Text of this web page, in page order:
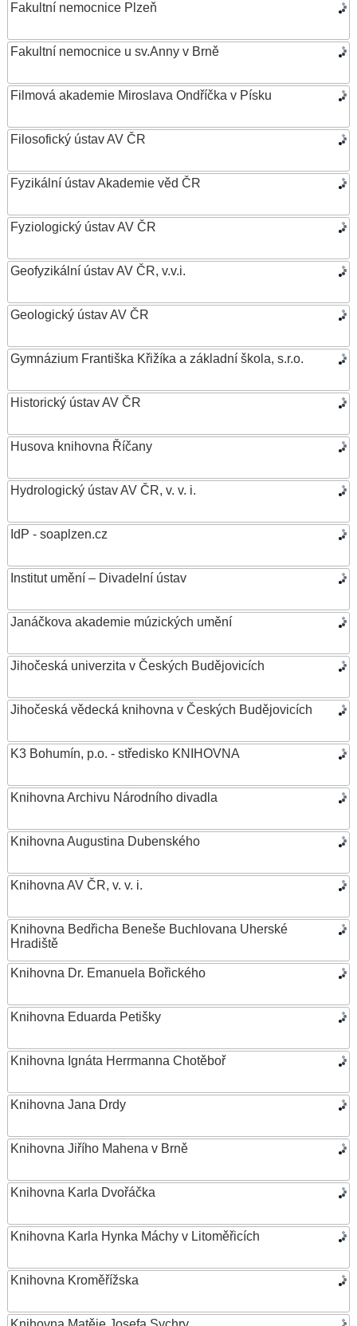
Fakultní nemocnice Plzeň
Fakultní nemocnice u sv.Anny v Brně
Filmová akademie Miroslava Ondříčka v Písku
Filosofický ústav AV ČR
Fyzikální ústav Akademie věd ČR
Fyziologický ústav AV ČR
Geofyzikální ústav AV ČR, v.v.i.
Geologický ústav AV ČR
Gymnázium Františka Křižíka a základní škola, s.r.o.
Historický ústav AV ČR
Husova knihovna Říčany
Hydrologický ústav AV ČR, v. v. i.
IdP - soaplzen.cz
Institut umění – Divadelní ústav
Janáčkova akademie múzických umění
Jihočeská univerzita v Českých Budějovicích
Jihočeská vědecká knihovna v Českých Budějovicích
K3 Bohumín, p.o. - středisko KNIHOVNA
Knihovna Archivu Národního divadla
Knihovna Augustina Dubenského
Knihovna AV ČR, v. v. i.
Knihovna Bedřicha Beneše Buchlovana Uherské
Hradiště
Knihovna Dr. Emanuela Bořického
Knihovna Eduarda Petišky
Knihovna Ignáta Herrmanna Chotěboř
Knihovna Jana Drdy
Knihovna Jiřího Mahena v Brně
Knihovna Karla Dvořáčka
Knihovna Karla Hynka Máchy v Litoměřicích
Knihovna Kroměřížska